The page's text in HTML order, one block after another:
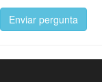
Enviar pergunta